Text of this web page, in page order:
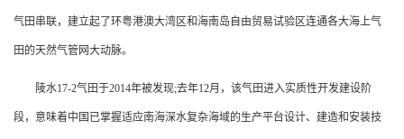
气田串联，建立起了环粤港澳大湾区和海南岛自由贸易试验区连通各大海上气
田的天然气管网大动脉。
陵水17-2气田于2014年被发现;去年12月，该气田进入实质性开发建设阶
段，意味着中国已掌握适应南海深水复杂海域的生产平台设计、建造和安装技